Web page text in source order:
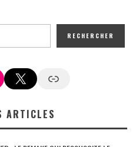
RECHERCHER
X Google News
ARTICLES